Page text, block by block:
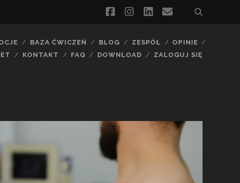
facebookinstagram
linkedinemail
BAZA ĆWICZEŃ BLOG ZESPÓŁ
OPINIE
KONTAKT FAQ DOWNLOAD ZALOGUJ SIĘ